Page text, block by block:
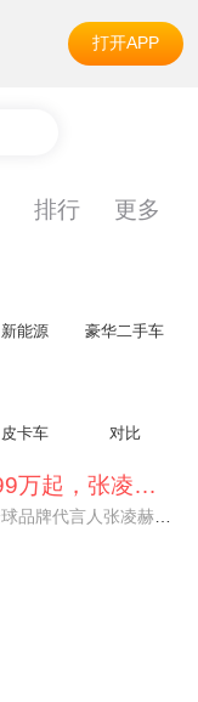
打开APP
排行 更多
新能源 豪华二手车
皮卡车 对比
阿维塔07L限时权益价21.99万起，张凌赫成首位车主
阿维塔07L今晚在杭州正式上市，全球品牌代言人张凌赫现场提车，成为这台车的第一位主人。三个版本：Elite纯电版22.99万，Max+后驱纯电版24.99万，Ultra三电机四驱版27.99万。